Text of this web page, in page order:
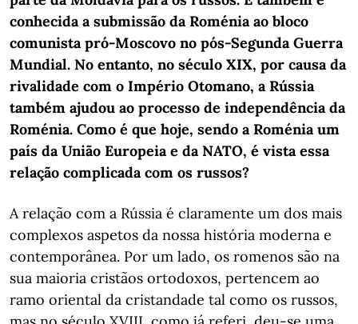
conhecida a submissão da Roménia ao bloco
comunista pró-Moscovo no pós-Segunda Guerra
Mundial. No entanto, no século XIX, por causa da
rivalidade com o Império Otomano, a Rússia
também ajudou ao processo de independência da
Roménia. Como é que hoje, sendo a Roménia um
país da União Europeia e da NATO, é vista essa
relação complicada com os russos?
A relação com a Rússia é claramente um dos mais
complexos aspetos da nossa história moderna e
contemporânea. Por um lado, os romenos são na
sua maioria cristãos ortodoxos, pertencem ao
ramo oriental da cristandade tal como os russos,